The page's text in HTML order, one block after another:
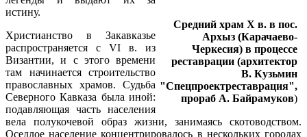
Средний храм X в. в пос.
Архыз (Карачаево-
Черкесия) в процессе
реставрации (архитектор
В. Кузьмин
"Спецпроектреставрация",
прораб А. Байрамуков)
истину.
Христианство в Закавказье
распространяется с VI в. из
Византии, и с этого времени
там начинается строительство
православных храмов. Судьба
Северного Кавказа была иной:
подавляющая часть населения
вела полукочевой образ жизни, занимаясь скотоводством.
Оседлое население концентрировалось в нескольких городах